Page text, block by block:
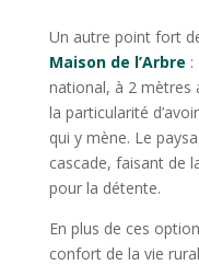
Un autre point fort
Maison de l’Arbre :
national, à 2 mètres
la particularité
qui y mène. Le
cascade, faisant de
pour la détente.
En plus de ces
confort de la vie